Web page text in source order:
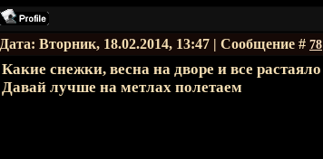
Дата: Вторник, 18.02.2014, 13:47 | Сообщение # 78
Какие снежки, весна на дворе и все растаяло
Давай лучше на метлах полетаем